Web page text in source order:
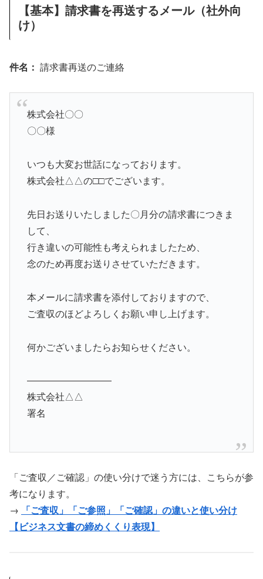
【基本】請求書を再送するメール（社外向
け）
件名： 請求書再送のご連絡
株式会社〇〇
〇〇様
いつも大変お世話になっております。
株式会社△△の□□でございます。
先日お送りいたしました〇月分の請求書につきま
して、
行き違いの可能性も考えられましたため、
念のため再度お送りさせていただきます。
本メールに請求書を添付しておりますので、
ご査収のほどよろしくお願い申し上げます。
何かございましたらお知らせください。
―――――――――
株式会社△△
署名
「ご査収／ご確認」の使い分けで迷う方には、こちらが参
考になります。
→
「ご査収」「ご参照」「ご確認」の違いと使い分け
【ビジネス文書の締めくくり表現】